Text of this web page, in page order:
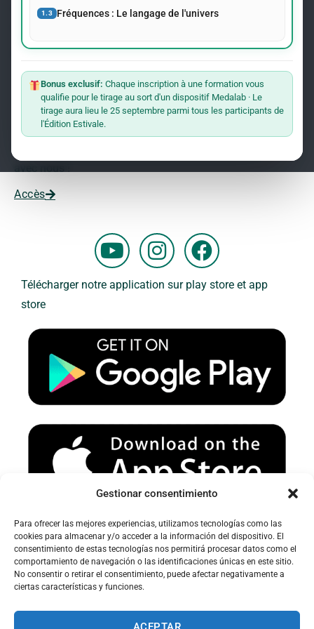
Gestionar consentimiento
Para ofrecer las mejores experiencias, utilizamos tecnologías como las
cookies para almacenar y/o acceder a la información del dispositivo. El
consentimiento de estas tecnologías nos permitirá procesar datos como el
comportamiento de navegación o las identificaciones únicas en este sitio.
No consentir o retirar el consentimiento, puede afectar negativamente a
ciertas características y funciones.
1.3 Fréquences : Le langage de l'univers
Bonus exclusif: Chaque inscription à une formation vous
qualifie pour le tirage au sort d'un dispositif Medalab · Le
tirage aura lieu le 25 septembre parmi tous les participants de
l'Édition Estivale.
événements concernant le Dr Andreas Kalcker et l’Institut
Rejoindre La Liste
Vous souhaitez travailler avec nous ?
Vous voulez faire partie de notre équipe ?
Accès
Y
o
u
u
b
e
I
n
s
a
g
r
a
m
F
a
c
b
o
k
Télécharger notre application sur play store et app
store
Avertissement sur le spam :
Veuillez vérifier votre dossier spam ou courrier indésirable pour
recevoir nos e-mails.